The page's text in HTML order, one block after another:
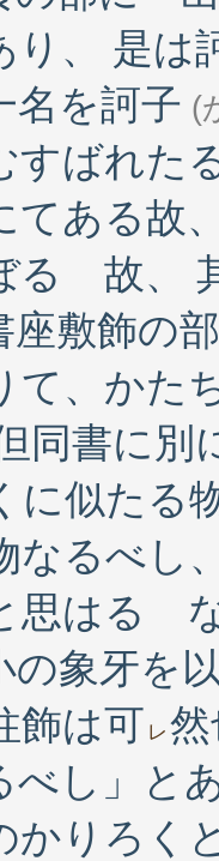
り、 是は
名を訶子 (
すばれた
てある故
るゝ故、
座敷飾の
て、かた
同書に別
に似たる
なるべし
思はるゝ
の象牙を
飾は可 レ
べし」と
かりろく